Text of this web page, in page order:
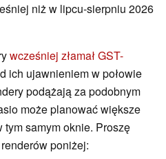
niż w lipcu-sierpniu 2026
wcześniej złamał GST-
ich ujawnieniem w połowie
podążają za podobnym
może planować większe
samym oknie. Proszę
poniżej: